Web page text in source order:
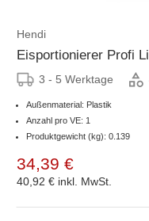
Hendi
Eisportionierer Profi
3 - 5 Werktage
Außenmaterial: Plastik
Anzahl pro VE: 1
Produktgewicht (kg): 0.139
34,39 €
40,92 € inkl. MwSt.